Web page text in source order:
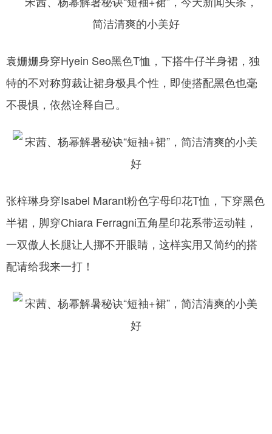
袁姗姗身穿Hyein Seo黑色T恤，下搭牛仔半身裙，独
特的不对称剪裁让裙身极具个性，即使搭配黑色也毫
不畏惧，依然诠释自己。
张梓琳身穿Isabel Marant粉色字母印花T恤，下穿黑色
半裙，脚穿Chiara Ferragni五角星印花系带运动鞋，
一双傲人长腿让人挪不开眼睛，这样实用又简约的搭
配请给我来一打！